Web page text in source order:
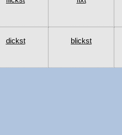
dickst blickst